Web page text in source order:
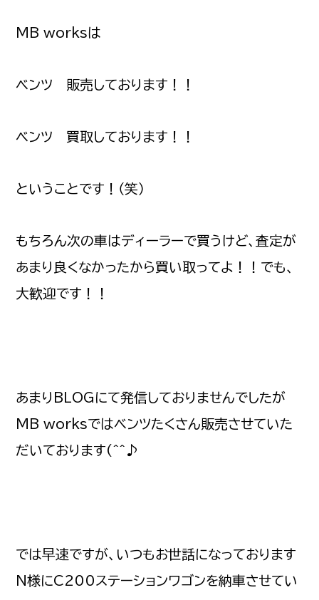
MB worksは
ベンツ 販売しております！！
ベンツ 買取しております！！
ということです！（笑）
もちろん次の車はディーラーで買うけど、査定が
あまり良くなかったから買い取ってよ！！でも、
大歓迎です！！
あまりBLOGにて発信しておりませんでしたが
MB worksではベンツたくさん販売させていた
だいております(^^♪
では早速ですが、いつもお世話になっております
N様にC200ステーションワゴンを納車させてい